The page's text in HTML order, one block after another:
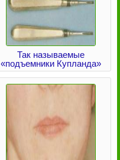
Так называемые
«подъемники Купланда»